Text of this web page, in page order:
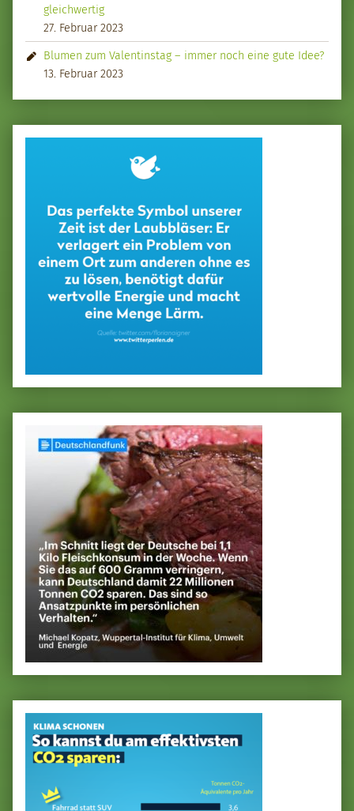
gleichwertig
27. Februar 2023
Blumen zum Valentinstag – immer noch eine gute Idee?
13. Februar 2023